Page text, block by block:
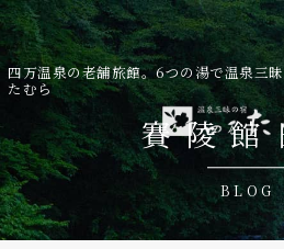
四万温泉の老舗旅館。6つの湯で温泉三
たむら
賽陵
BLOG